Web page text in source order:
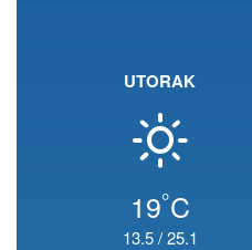
UTORAK
19°C
13.5/25.1